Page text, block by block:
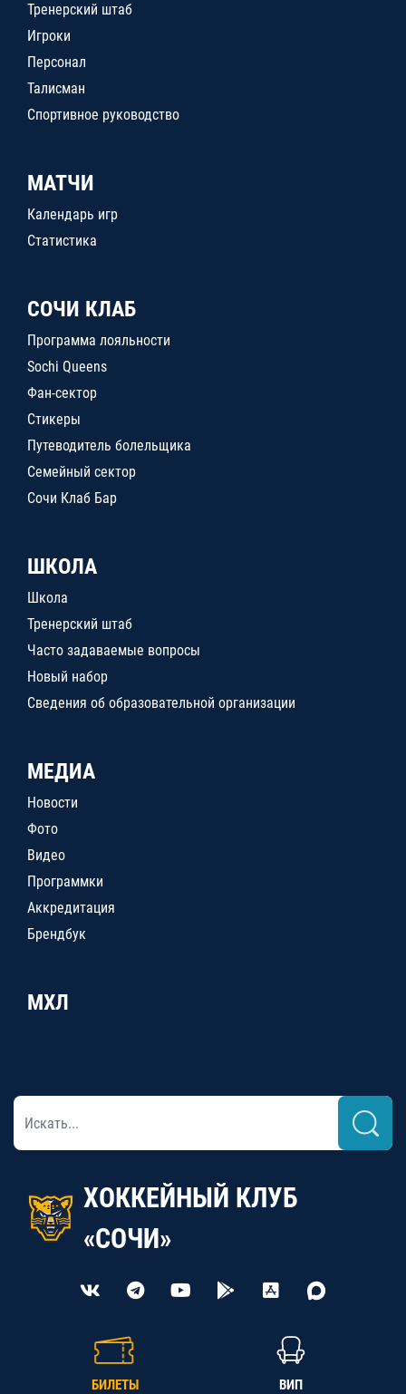
Тренерский штаб
Игроки
Персонал
Талисман
Спортивное руководство
МАТЧИ
Календарь игр
Статистика
СОЧИ КЛАБ
Программа лояльности
Sochi Queens
Фан-сектор
Стикеры
Путеводитель болельщика
Семейный сектор
Сочи Клаб Бар
ШКОЛА
Школа
Тренерский штаб
Часто задаваемые вопросы
Новый набор
Сведения об образовательной организации
МЕДИА
Новости
Фото
Видео
Программки
Аккредитация
Брендбук
МХЛ
ХОККЕЙНЫЙ КЛУБ
«СОЧИ»
БИЛЕТЫ ВИП